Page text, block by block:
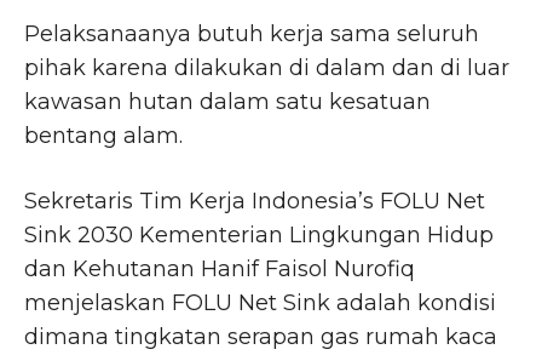
Pelaksanaanya butuh kerja sama seluruh
pihak karena dilakukan di dalam dan di luar
kawasan hutan dalam satu kesatuan
bentang alam.
Sekretaris Tim Kerja Indonesia’s FOLU Net
Sink 2030 Kementerian Lingkungan Hidup
dan Kehutanan Hanif Faisol Nurofiq
menjelaskan FOLU Net Sink adalah kondisi
dimana tingkatan serapan gas rumah kaca